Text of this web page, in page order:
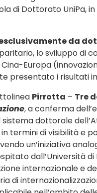
di Dottorato UniPa,
da
lo sviluppo di
Europa
presentato i risultati
Pirrotta – Tre
, a conferma
dottorale
termini di visibilità e
un’iniziativa
dall’Università
internazionale e
di